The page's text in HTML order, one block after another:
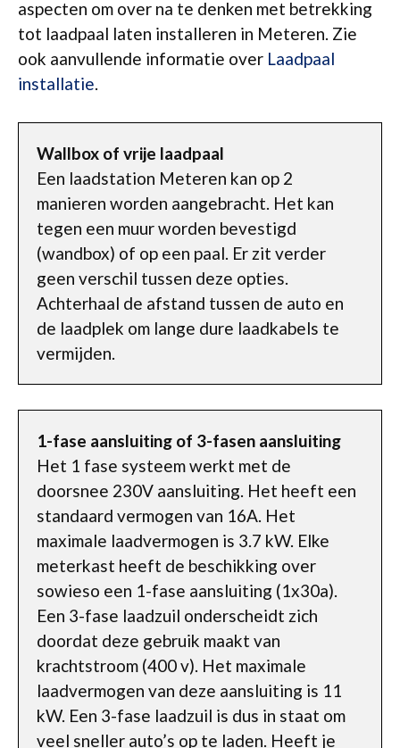
aspecten om over na te denken met betrekking
tot laadpaal laten installeren in Meteren. Zie
ook aanvullende informatie over Laadpaal
installatie.
Wallbox of vrije laadpaal
Een laadstation Meteren kan op 2
manieren worden aangebracht. Het kan
tegen een muur worden bevestigd
(wandbox) of op een paal. Er zit verder
geen verschil tussen deze opties.
Achterhaal de afstand tussen de auto en
de laadplek om lange dure laadkabels te
vermijden.
1-fase aansluiting of 3-fasen aansluiting
Het 1 fase systeem werkt met de
doorsnee 230V aansluiting. Het heeft een
standaard vermogen van 16A. Het
maximale laadvermogen is 3.7 kW. Elke
meterkast heeft de beschikking over
sowieso een 1-fase aansluiting (1x30a).
Een 3-fase laadzuil onderscheidt zich
doordat deze gebruik maakt van
krachtstroom (400 v). Het maximale
laadvermogen van deze aansluiting is 11
kW. Een 3-fase laadzuil is dus in staat om
veel sneller auto’s op te laden. Heeft je